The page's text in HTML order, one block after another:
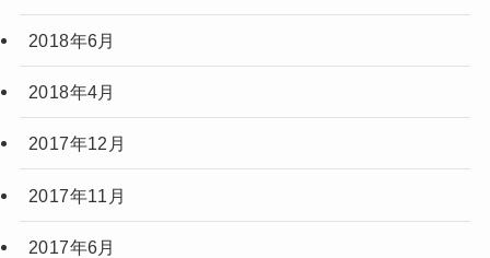
2018年6月
2018年4月
2017年12月
2017年11月
2017年6月